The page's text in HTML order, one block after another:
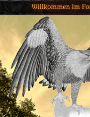
Willkommen im